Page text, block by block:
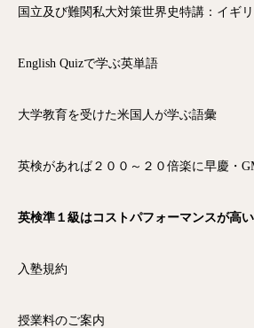
国立及び難関私大対策世界史特講：イギ
English Quizで学ぶ英単語
大学教育を受けた米国人が学ぶ語彙
英検があれば２００～２０倍楽に早慶・
英検準１級はコストパフォーマンスが高い
入塾規約
授業料のご案内